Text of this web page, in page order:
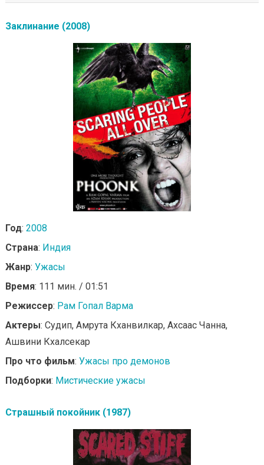
Заклинание (2008)
Год: 2008
Страна: Индия
Жанр: Ужасы
Время: 111 мин. / 01:51
Режиссер: Рам Гопал Варма
Актеры: Судип, Амрута Кханвилкар, Ахсаас Чанна,
Ашвини Кхалсекар
Про что фильм: Ужасы про демонов
Подборки: Мистические ужасы
Страшный покойник (1987)